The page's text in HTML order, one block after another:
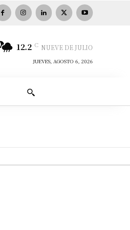
12.2 C NUEVE DE JULIO
JUEVES, AGOSTO 6, 2026